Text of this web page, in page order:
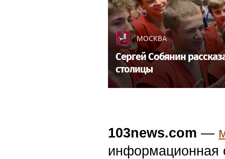
МОСКВА
Сергей Собянин
столицы
103news.com —
информационная